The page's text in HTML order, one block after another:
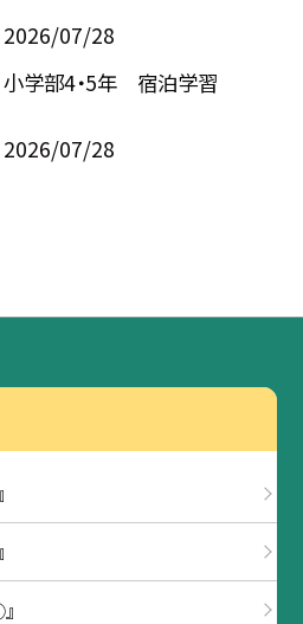
2026/07/28
小学部4・5年 宿泊学習
2026/07/28